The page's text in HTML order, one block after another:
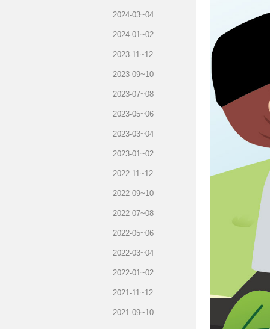
2024-03~04
2024-01~02
2023-11~12
2023-09~10
2023-07~08
2023-05~06
2023-03~04
2023-01~02
2022-11~12
2022-09~10
2022-07~08
2022-05~06
2022-03~04
2022-01~02
2021-11~12
2021-09~10